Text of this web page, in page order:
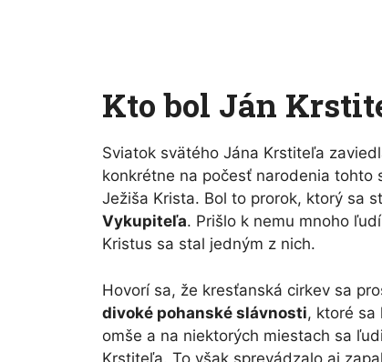
Kto bol Ján
Sviatok svätého Jána Krstiteľa
konkrétne na počesť narodenia
Ježiša Krista. Bol to prorok, ktorý sa
Vykupiteľa. Prišlo k nemu mnoho
Kristus sa stal jedným z nich.
Hovorí sa, že kresťanská cirkev sa
divoké pohanské slávnosti, ktoré sa
omše a na niektorých miestach sa
Krstiteľa. To však sprevádzalo aj